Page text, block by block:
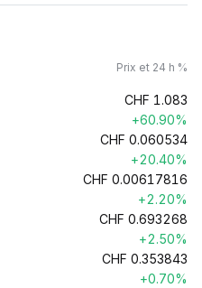
Prix et 24 h %
CHF 1.083
+60.90%
CHF 0.060534
+20.40%
CHF 0.00617816
+2.20%
CHF 0.693268
+2.50%
CHF 0.353843
+0.70%